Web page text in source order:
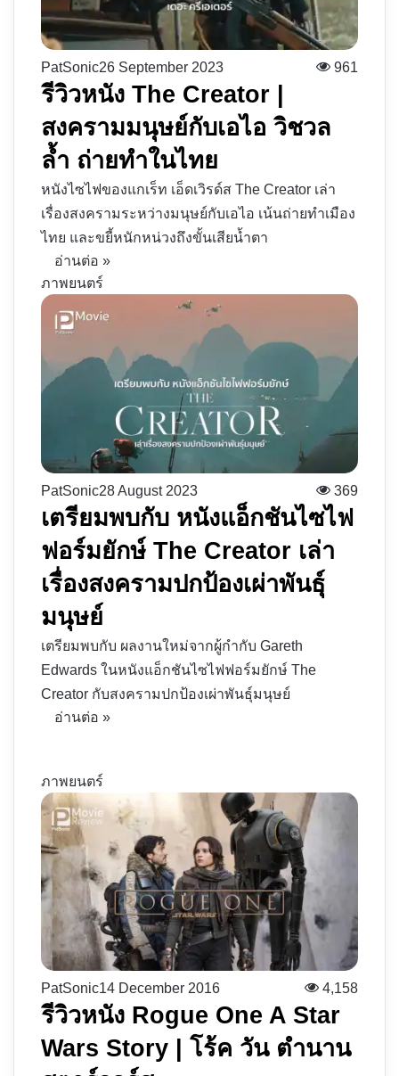
PatSonic26 September 2023 961
รีวิวหนัง The Creator |
สงครามมนุษย์กับเอไอ วิชวล
ล้ำ ถ่ายทำในไทย
หนังไซไฟของแกเร็ท เอ็ดเวิรด์ส The Creator เล่า
เรื่องสงครามระหว่างมนุษย์กับเอไอ เน้นถ่ายทำเมือง
ไทย และขยี้หนักหน่วงถึงขั้นเสียน้ำตา
อ่านต่อ »
ภาพยนตร์
PatSonic28 August 2023 369
เตรียมพบกับ หนังแอ็กชันไซไฟ
ฟอร์มยักษ์ The Creator เล่า
เรื่องสงครามปกป้องเผ่าพันธุ์
มนุษย์
เตรียมพบกับ ผลงานใหม่จากผู้กำกับ Gareth
Edwards ในหนังแอ็กชันไซไฟฟอร์มยักษ์ The
Creator กับสงครามปกป้องเผ่าพันธุ์มนุษย์
อ่านต่อ »
ภาพยนตร์
PatSonic14 December 2016 4,158
รีวิวหนัง Rogue One A Star
Wars Story | โร้ค วัน ตำนาน